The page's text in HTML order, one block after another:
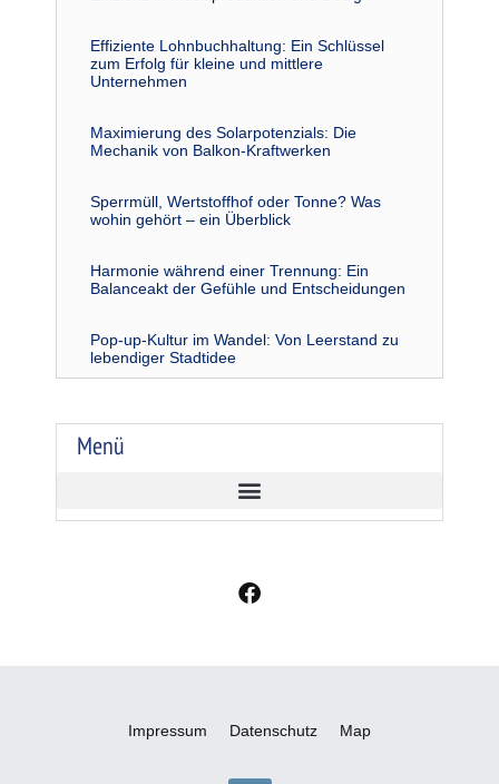
Effiziente Lohnbuchhaltung: Ein Schlüssel
zum Erfolg für kleine und mittlere
Unternehmen
Maximierung des Solarpotenzials: Die
Mechanik von Balkon-Kraftwerken
Sperrmüll, Wertstoffhof oder Tonne? Was
wohin gehört – ein Überblick
Harmonie während einer Trennung: Ein
Balanceakt der Gefühle und Entscheidungen
Pop-up-Kultur im Wandel: Von Leerstand zu
lebendiger Stadtidee
Menü
F
a
o
k
Impressum Datenschutz Map